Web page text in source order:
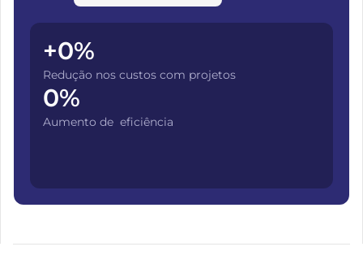
Redução nos custos com projetos
+0%
Aumento de eficiência
0%